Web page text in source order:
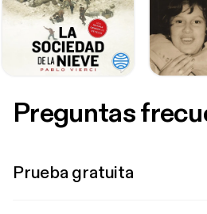
Preguntas
Prueba gratuita